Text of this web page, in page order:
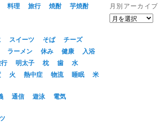
料理 旅行 焼酎
芋焼酎
スイーツ そば
チーズ
ラーメン 休み 健康
入浴
明太子 枕 歯
水
火 熱中症 物流 睡眠
米
通信 遊泳
電気
月別アーカイブ
月